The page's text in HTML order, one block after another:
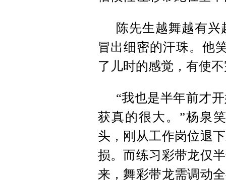
陈先生越舞越有
冒出细密的汗珠。他
了儿时的感觉，有使
“我也是半年前才
获真的很大。”杨泉
头，刚从工作岗位退
损。而练习彩带龙仅
来，舞彩带龙需调动